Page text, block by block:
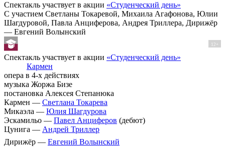
Спектакль участвует в акции «Студенческий день»
С участием Светланы Токаревой, Михаила Агафонова, Юлии
Шагдуровой, Павла Анциферова, Андрея Триллера, Дирижёр
— Евгений Волынский
Спектакль участвует в акции «Студенческий день»
Кармен
12+
опера в 4-х действиях
музыка Жоржа Бизе
постановка Алексея Степанюка
Кармен — Светлана Токарева
Микаэла — Юлия Шагдурова
Эскамильо — Павел Анциферов (дебют)
Цунига — Андрей Триллер
Дирижёр — Евгений Волынский